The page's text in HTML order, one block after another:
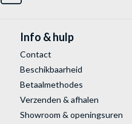
Info & hulp
Contact
Beschikbaarheid
Betaalmethodes
Verzenden & afhalen
Showroom & openingsuren